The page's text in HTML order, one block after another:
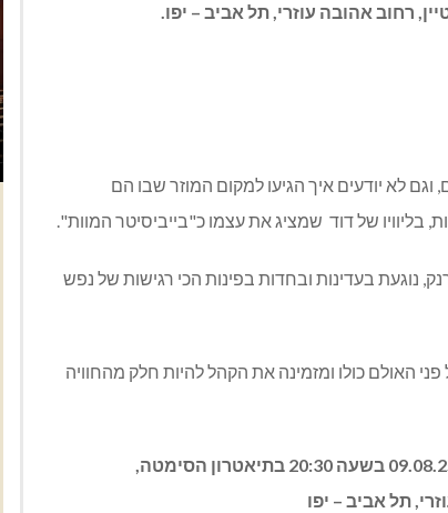
רחוב אהובה עוזרי, תל אביב – יפו.
וגם לא יודעים איך הגיעו למקום המוזר שבו הם
בליוויו של דוד שמציג את עצמו כ"בייביסיטר המוות".
נוגעת בעדינות ובחדות בפינות הכי רגישות של נפש
כולו ומזמינה את הקהל להיות חלק מהחוויה
יום שני, 08.08.25 בשעה 13:00, והצגה נוספת ביום שבת, 09.08.25 בשעה 20:30 בתיאטרון הסימטה,
תל אביב – יפו